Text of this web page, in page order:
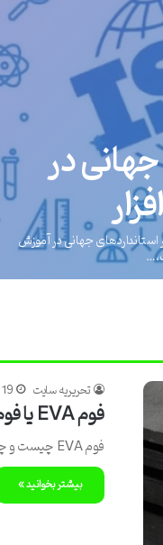
هفتم
سریع و
کتاب گلبرگ انگلیسی هفتم
تحریریه سایت 19 ساعت پیش
فوم EVA یا فوم صنعتی؟ بررسی تفاوت‌ها، مزایا و کاربردها
فوم EVA چیست و چه ویژگی هایی دارد فوم EVA (Ethylene Vinyl Acetate) یک نوع…
بیشتر بخوانید »